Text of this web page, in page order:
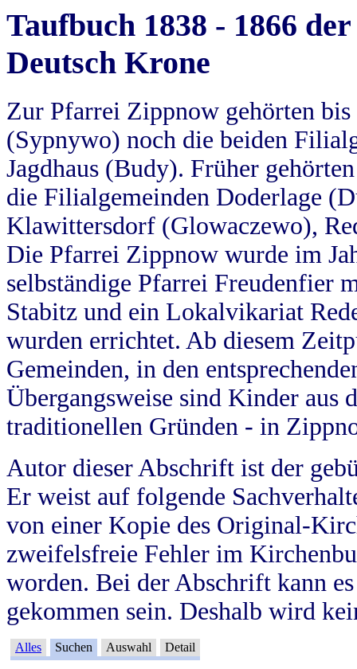
Taufbuch 1838 - 1866
Deutsch Krone
Zur Pfarrei Zippnow gehörten
(Sypnywo) noch die beiden
Jagdhaus (Budy). Früher
die Filialgemeinden Doderlage
Klawittersdorf (Glowaczewo),
Die Pfarrei Zippnow wurde im
selbständige Pfarrei Freudenfier
Stabitz und ein Lokalvikariat
wurden errichtet. Ab diesem
Gemeinden, in den
Übergangsweise sind Kinder aus
traditionellen Gründen - in
Autor dieser Abschrift ist der
Er weist auf folgende
von einer Kopie des Original-
zweifelsfreie Fehler im
worden. Bei der Abschrift kann
gekommen sein. Deshalb wird
Alles Suchen Auswahl Detail